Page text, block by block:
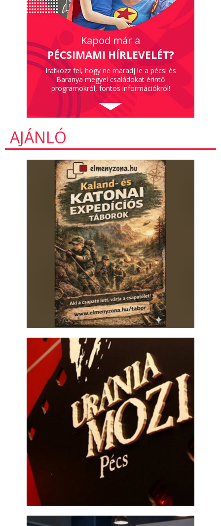
Kapod már a
PÉCSIMAMI HÍRLEVELÉT?
Iratkozz fel, hogy ne maradj le a pécsi és
Baranya megyei családokat érintő
programokról, fontos információkról!
AJÁNLÓ